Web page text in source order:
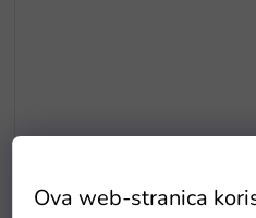
Ova web-stranica
Drvene puzzle s brojevima